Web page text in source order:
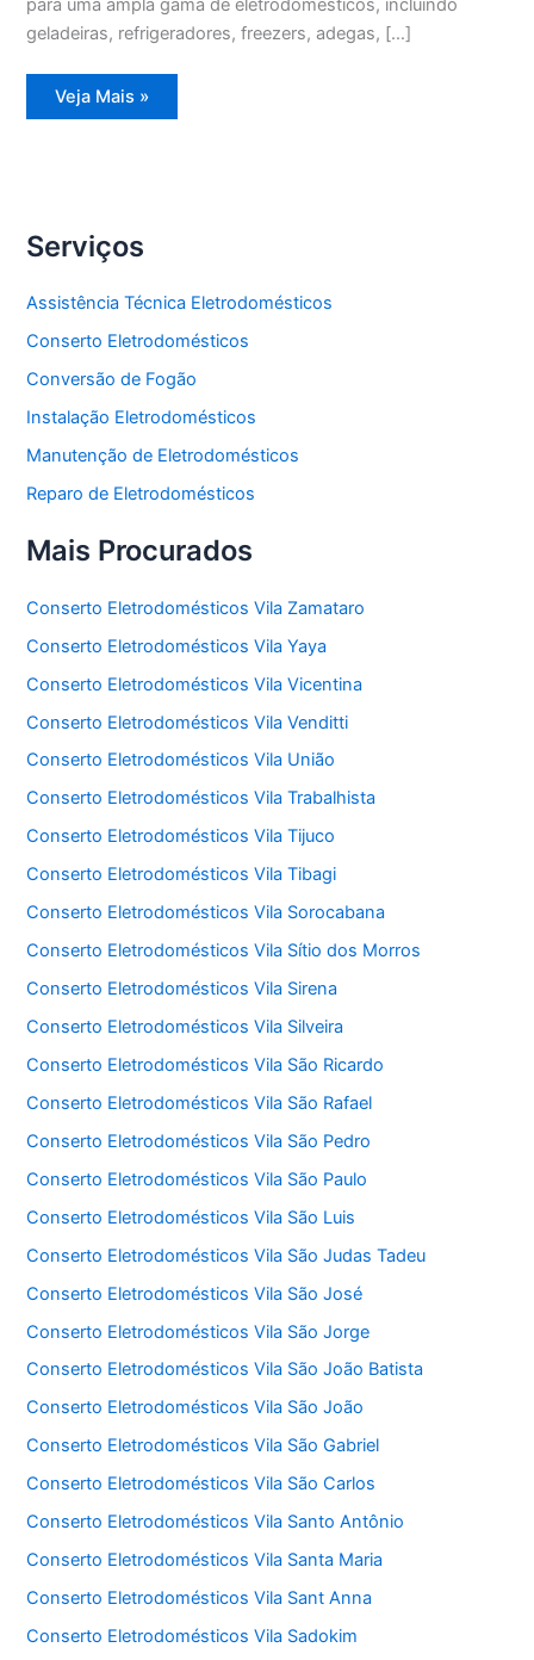
para uma ampla gama de eletrodomésticos, incluindo
geladeiras, refrigeradores, freezers, adegas, […]
Assistência
Técnica
Veja Mais »
Serviços
Assistência Técnica Eletrodomésticos
Conserto Eletrodomésticos
Conversão de Fogão
Instalação Eletrodomésticos
Manutenção de Eletrodomésticos
Reparo de Eletrodomésticos
Mais Procurados
Conserto Eletrodomésticos Vila Zamataro
Conserto Eletrodomésticos Vila Yaya
Conserto Eletrodomésticos Vila Vicentina
Conserto Eletrodomésticos Vila Venditti
Conserto Eletrodomésticos Vila União
Conserto Eletrodomésticos Vila Trabalhista
Conserto Eletrodomésticos Vila Tijuco
Conserto Eletrodomésticos Vila Tibagi
Conserto Eletrodomésticos Vila Sorocabana
Conserto Eletrodomésticos Vila Sítio dos Morros
Conserto Eletrodomésticos Vila Sirena
Conserto Eletrodomésticos Vila Silveira
Conserto Eletrodomésticos Vila São Ricardo
Conserto Eletrodomésticos Vila São Rafael
Conserto Eletrodomésticos Vila São Pedro
Conserto Eletrodomésticos Vila São Paulo
Conserto Eletrodomésticos Vila São Luis
Conserto Eletrodomésticos Vila São Judas Tadeu
Conserto Eletrodomésticos Vila São José
Conserto Eletrodomésticos Vila São Jorge
Conserto Eletrodomésticos Vila São João Batista
Conserto Eletrodomésticos Vila São João
Conserto Eletrodomésticos Vila São Gabriel
Conserto Eletrodomésticos Vila São Carlos
Conserto Eletrodomésticos Vila Santo Antônio
Conserto Eletrodomésticos Vila Santa Maria
Conserto Eletrodomésticos Vila Sant Anna
Conserto Eletrodomésticos Vila Sadokim